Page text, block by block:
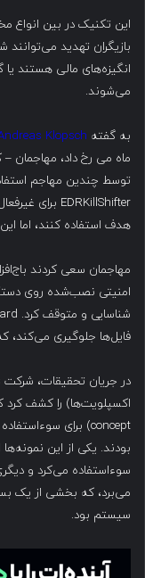
این تکنیک در بین انواع
بازیگران تهدید می‌توانند
انگیزه‌های مالی هستند
می‌شوند.
به گفته Klopsch
ماه می رخ داد، مهاجمان –
توسط چندین مهاجم
هدف استفاده کنند، اما
مهاجمان سعی کردند
فایل‌ها جلوگیری می‌کند،
بودند. یکی از این
سوءاستفاده می‌کرد و
می‌برد، که بخشی از یک
سیستم بود.